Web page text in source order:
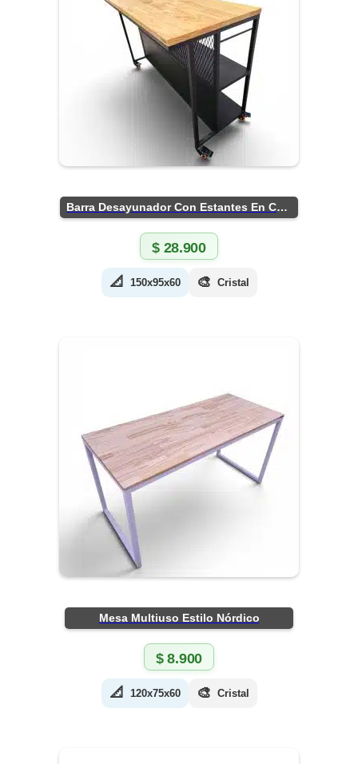
Barra Desayunador Con Estantes En Chapa
$28.900
📐 150x95x60 🎨 Cristal
Mesa Multiuso Estilo Nórdico
$8.900
📐 120x75x60 🎨 Cristal